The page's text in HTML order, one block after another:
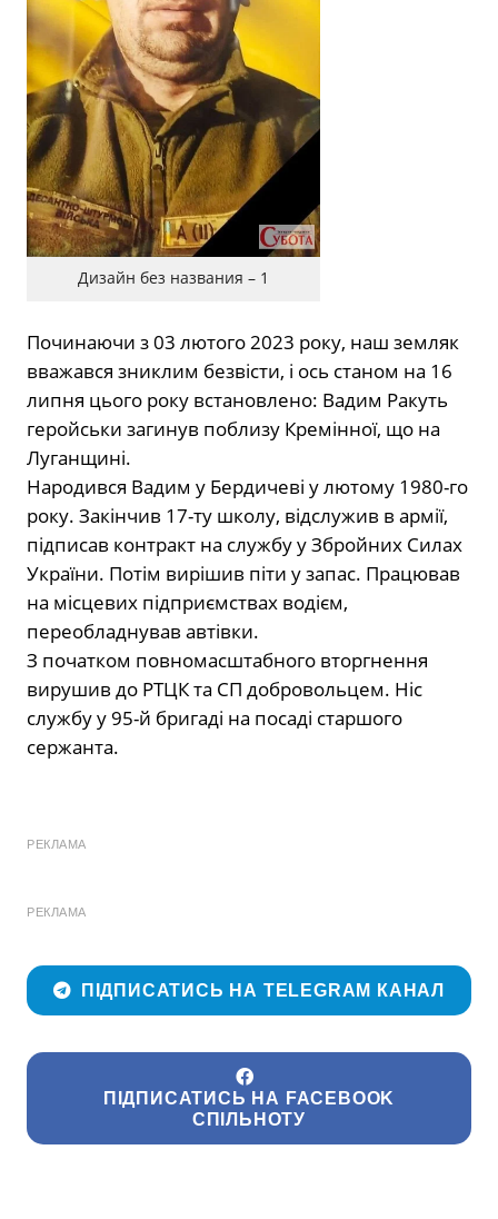
Дизайн без названия – 1
Починаючи з 03 лютого 2023 року, наш земляк
вважався зниклим безвісти, і ось станом на 16
липня цього року встановлено: Вадим Ракуть
геройськи загинув поблизу Кремінної, що на
Луганщині.
Народився Вадим у Бердичеві у лютому 1980-го
року. Закінчив 17-ту школу, відслужив в армії,
підписав контракт на службу у Збройних Силах
України. Потім вирішив піти у запас. Працював
на місцевих підприємствах водієм,
переобладнував автівки.
З початком повномасштабного вторгнення
вирушив до РТЦК та СП добровольцем. Ніс
службу у 95-й бригаді на посаді старшого
сержанта.
РЕКЛАМА
РЕКЛАМА
ПІДПИСАТИСЬ НА TELEGRAM КАНАЛ
ПІДПИСАТИСЬ НА FACEBOOK
СПІЛЬНОТУ